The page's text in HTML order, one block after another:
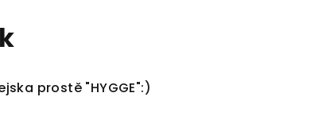
prostě "HYGGE":)